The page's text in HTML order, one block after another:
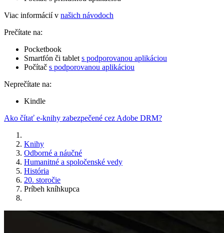
Viac informácií v našich návodoch
Prečítate na:
Pocketbook
Smartfón či tablet s podporovanou aplikáciou
Počítač s podporovanou aplikáciou
Neprečítate na:
Kindle
Ako čítať e-knihy zabezpečené cez Adobe DRM?
Knihy
Odborné a náučné
Humanitné a spoločenské vedy
História
20. storočie
Príbeh kníhkupca